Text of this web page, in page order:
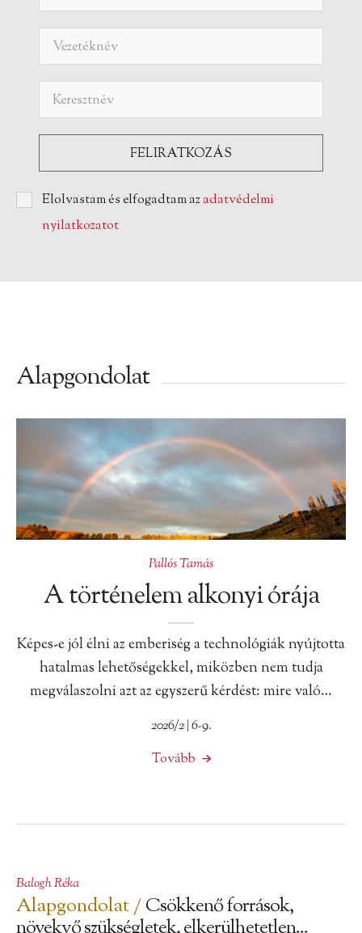
Elolvastam és elfogadtam azadatvédelmi
nyilatkozatot
Alapgondolat
Pallós Tamás
A történelem alkonyi órája
Képes-e jól élni az emberiség a technológiák nyújtotta
hatalmas lehetőségekkel, miközben nem tudja
megválaszolni azt az egyszerű kérdést: mire való…
2026/2 | 6-9.
Tovább
Balogh Réka
Alapgondolat /Csökkenő források,